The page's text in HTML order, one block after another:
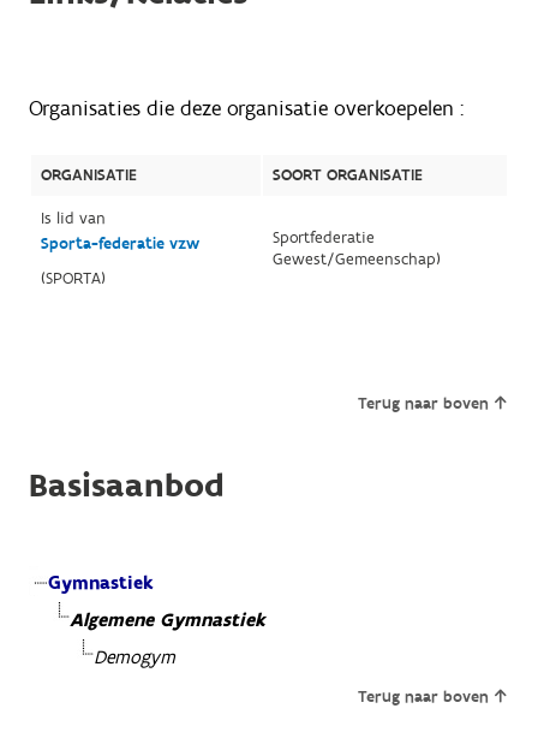
Organisaties die deze organisatie overkoepelen :
ORGANISATIE
SOORT ORGANISATIE
Is lid van
Sporta-federatie vzw
(SPORTA)
Sportfederatie
Gewest/Gemeenschap)
Terug naar boven
Basisaanbod
Gymnastiek
Algemene Gymnastiek
Demogym
Terug naar boven